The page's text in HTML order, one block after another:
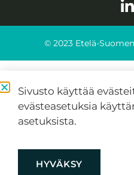
© 2023 Etelä-
Sivusto käyttää
evästeasetuksia
asetuksista.
HYVÄKSY